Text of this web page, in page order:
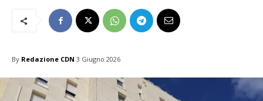
By Redazione CDN 3 Giugno 2026